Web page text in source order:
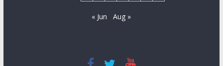
« Jun Aug »